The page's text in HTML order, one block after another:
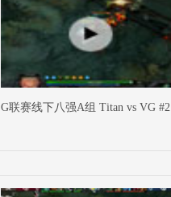
G联赛线下八强A组 Titan vs VG #2